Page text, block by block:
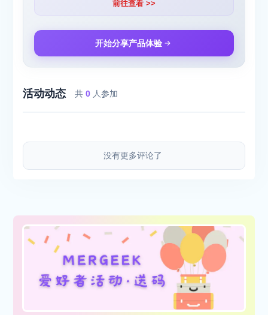
前往查看 >>
开始分享产品体验
活动动态 共0 人参加
没有更多评论了